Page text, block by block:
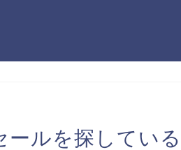
ールを探してい